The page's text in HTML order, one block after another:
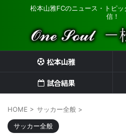
松本山雅FCのニュース・トピ
信！
松本山雅
試合結果
HOME > サッカー全般 >
サッカー全般